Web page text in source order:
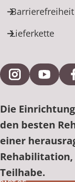
Barrierefreiheit
Lieferkette
ExterneExterne
Die
den besten
einer
Rehabilitation,
Teilhabe.